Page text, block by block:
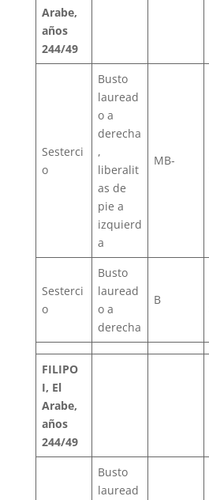
Arabe,
años
244/49
Sesterci
o
Busto
lauread
o a
derecha
,
liberalit
as de
pie a
izquierd
a
MB-
Sesterci
o
Busto
lauread
o a
derecha
B
FILIPO
I, El
Arabe,
años
244/49
Busto
lauread